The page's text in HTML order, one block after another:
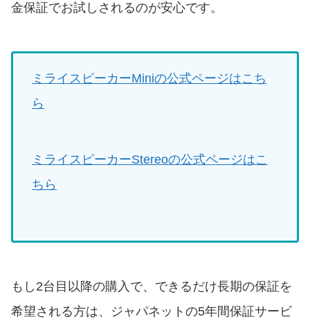
金保証でお試しされるのが安心です。
ミライスピーカーMiniの公式ページはこち
ら
ミライスピーカーStereoの公式ページはこ
ちら
もし2台目以降の購入で、できるだけ長期の保証を
希望される方は、ジャパネットの5年間保証サービ